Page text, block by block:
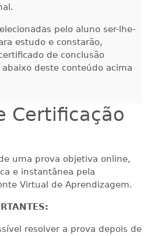
120dias
R$ 1.685,33
Matricular
R$ 1.784,48
R$ 1.883,61
150 dias
R$ 1.982,74
Matricular
pelo aluno ser-lhe-
estudo e constarão,
de conclusão
deste conteúdo acima
Certificação
uma prova objetiva online,
e instantânea pela
Virtual de Aprendizagem.
resolver a prova depois de